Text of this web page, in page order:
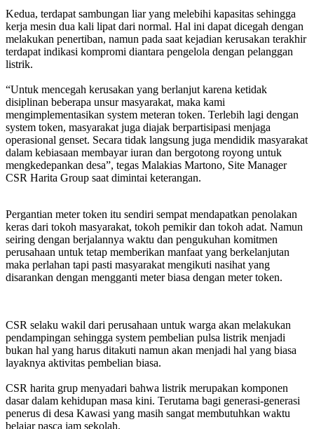
Kedua, terdapat sambungan liar yang melebihi kapasitas sehingga
kerja mesin dua kali lipat dari normal. Hal ini dapat dicegah dengan
melakukan penertiban, namun pada saat kejadian kerusakan terakhir
terdapat indikasi kompromi diantara pengelola dengan pelanggan
listrik.
“Untuk mencegah kerusakan yang berlanjut karena ketidak
disiplinan beberapa unsur masyarakat, maka kami
mengimplementasikan system meteran token. Terlebih lagi dengan
system token, masyarakat juga diajak berpartisipasi menjaga
operasional genset. Secara tidak langsung juga mendidik masyarakat
dalam kebiasaan membayar iuran dan bergotong royong untuk
mengkedepankan desa”, tegas Malakias Martono, Site Manager
CSR Harita Group saat dimintai keterangan.
Pergantian meter token itu sendiri sempat mendapatkan penolakan
keras dari tokoh masyarakat, tokoh pemikir dan tokoh adat. Namun
seiring dengan berjalannya waktu dan pengukuhan komitmen
perusahaan untuk tetap memberikan manfaat yang berkelanjutan
maka perlahan tapi pasti masyarakat mengikuti nasihat yang
disarankan dengan mengganti meter biasa dengan meter token.
CSR selaku wakil dari perusahaan untuk warga akan melakukan
pendampingan sehingga system pembelian pulsa listrik menjadi
bukan hal yang harus ditakuti namun akan menjadi hal yang biasa
layaknya aktivitas pembelian biasa.
CSR harita grup menyadari bahwa listrik merupakan komponen
dasar dalam kehidupan masa kini. Terutama bagi generasi-generasi
penerus di desa Kawasi yang masih sangat membutuhkan waktu
belajar pasca jam sekolah.